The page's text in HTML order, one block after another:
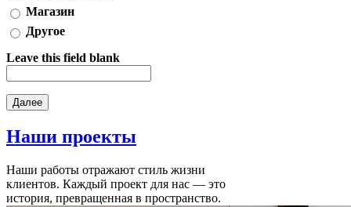
Магазин
Другое
Leave this field blank
Наши проекты
Наши работы отражают стиль жизни
клиентов. Каждый проект для нас — это
история, превращенная в пространство.